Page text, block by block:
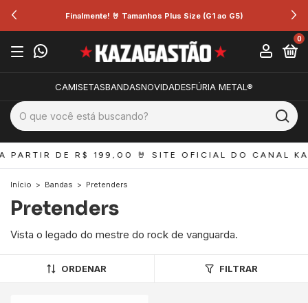
Finalmente! 🤘 Tamanhos Plus Size (G1 ao G5)
0
CAMISETASBANDASNOVIDADESFÚRIA METAL®
PARTIR DE R$ 199,00 🤘 SITE OFICIAL DO CANAL
Início > Bandas > Pretenders
Pretenders
Vista o legado do mestre do rock de vanguarda.
ORDENAR FILTRAR